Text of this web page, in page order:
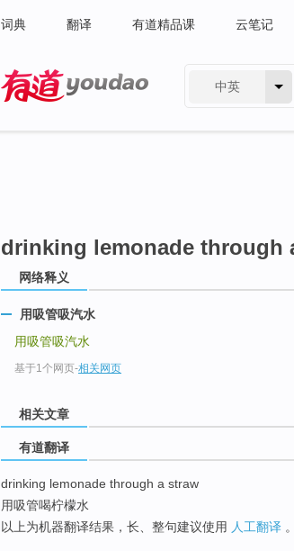
词典 翻译 有道精品课 云笔记
中英
drinking lemonade through
网络释义
用吸管吸汽水
用吸管吸汽水
基于1个网页-相关网页
相关文章
有道翻译
drinking lemonade through a straw
用吸管喝柠檬水
以上为机器翻译结果，长、整句建议使用 人工翻译 。